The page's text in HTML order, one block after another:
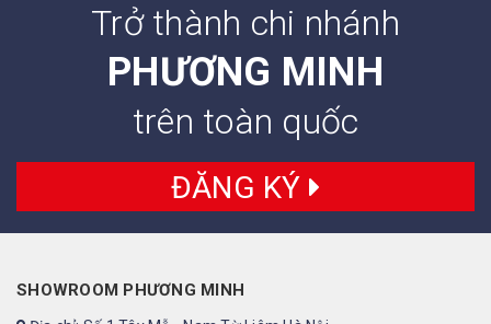
Trở thành chi nhánh
PHƯƠNG MINH
trên toàn quốc
ĐĂNG KÝ
SHOWROOM PHƯƠNG MINH